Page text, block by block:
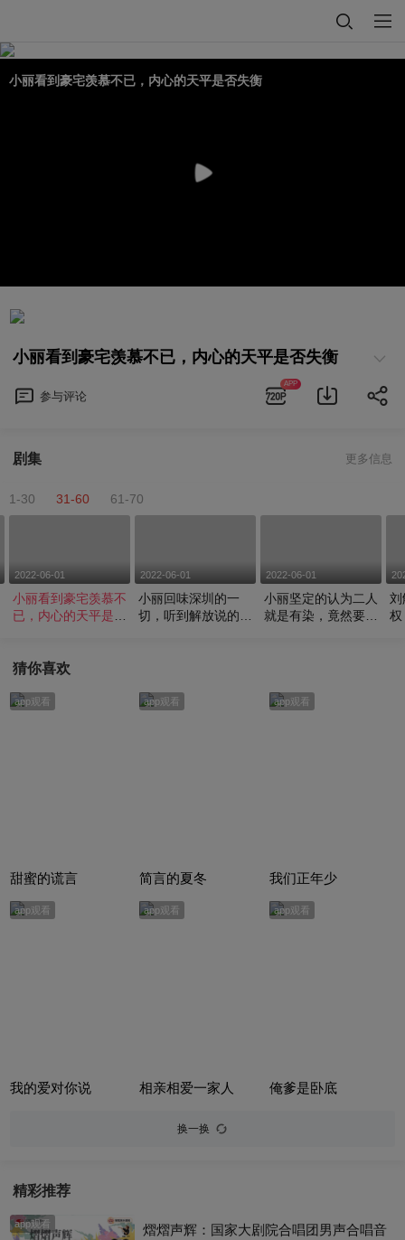
小丽看到豪宅羡慕不已，内心的天平是否失衡
小丽看到豪宅羡慕不已，内心的天平是否失衡
参与评论
APP
剧集 更多信息
1-30 31-60 61-70
2022-06-01
小丽看到豪宅羡慕不
已，内心的天平是否
2022-06-01
小丽回味深圳的一
切，听到解放说的发
2022-06-01
小丽坚定的认为二人
就是有染，竟然要离
刘
权
猜你喜欢
app观看
甜蜜的谎言
app观看
简言的夏冬
app观看
我们正年少
app观看
我的爱对你说
app观看
相亲相爱一家人
app观看
俺爹是卧底
换一换
精彩推荐
app观看
熠熠声辉：国家大剧院合唱团男声合唱音